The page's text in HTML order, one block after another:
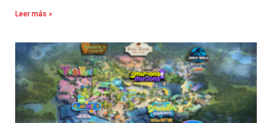
Leer más »